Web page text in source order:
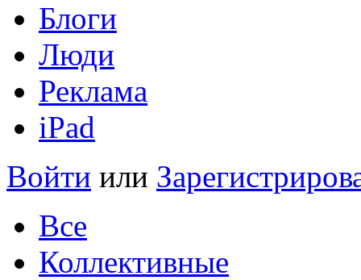
Блоги
Люди
Реклама
iPad
Войти или
Все
Коллективные